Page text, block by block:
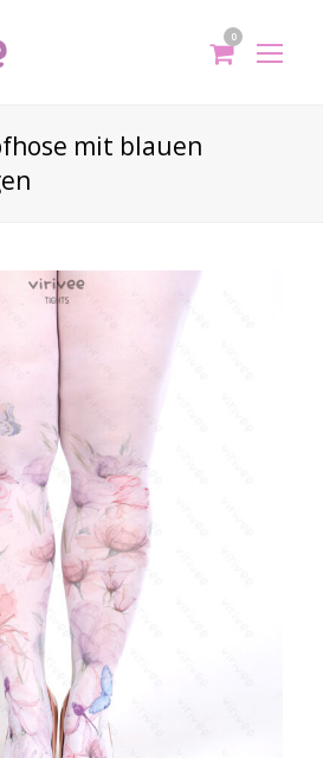
0
mit blauen